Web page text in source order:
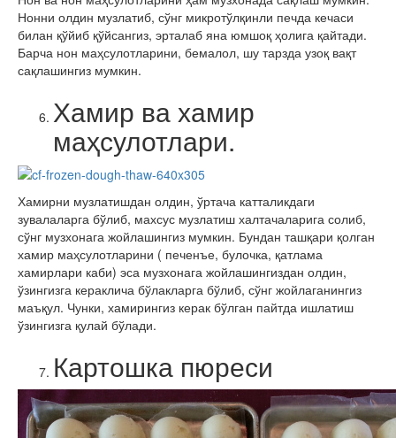
Нонни олдин музлатиб, сўнг микротўлқинли печда кечаси
билан қўйиб қўйсангиз, эрталаб яна юмшоқ ҳолига қайтади.
Барча нон маҳсулотларини, бемалол, шу тарзда узоқ вақт
сақлашингиз мумкин.
Хамир ва хамир
маҳсулотлари.
Хамирни музлатишдан олдин, ўртача катталикдаги
зувалаларга бўлиб, махсус музлатиш халтачаларига солиб,
сўнг музхонага жойлашингиз мумкин. Бундан ташқари қолган
хамир маҳсулотларини ( печенъе, булочка, қатлама
хамирлари каби) эса музхонага жойлашингиздан олдин,
ўзингизга кераклича бўлакларга бўлиб, сўнг жойлаганингиз
маъқул. Чунки, хамирингиз керак бўлган пайтда ишлатиш
ўзингизга қулай бўлади.
Картошка пюреси